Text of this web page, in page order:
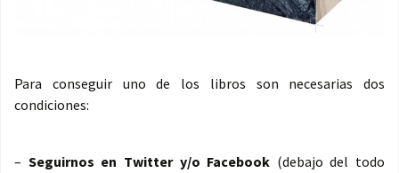
Para conseguir uno de los libros son necesarias dos
condiciones:
– Seguirnos en Twitter y/o Facebook (debajo del todo